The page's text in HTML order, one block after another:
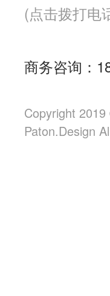
(点击拨打电
商务咨询：
Copyright
Paton.Design